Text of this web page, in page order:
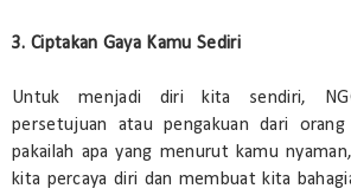
3. Ciptakan Gaya Kamu Sediri
Untuk menjadi diri kita sendiri,
persetujuan atau pengakuan dari
pakailah apa yang menurut kamu
kita percaya diri dan membuat kita